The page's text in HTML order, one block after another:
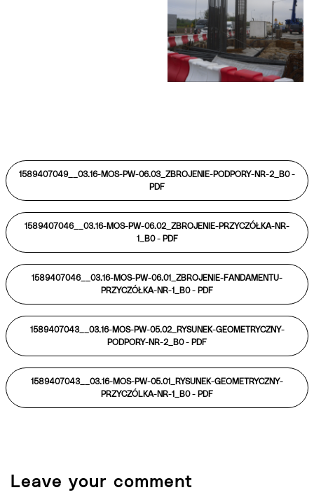
1589407049__03.16-MOS-PW-06.03_ZBROJENIE-PODPORY-NR-2_B0 -
PDF
1589407046__03.16-MOS-PW-06.02_ZBROJENIE-PRZYCZÓŁKA-NR-
1_B0 - PDF
1589407046__03.16-MOS-PW-06.01_ZBROJENIE-FANDAMENTU-
PRZYCZÓŁKA-NR-1_B0 - PDF
1589407043__03.16-MOS-PW-05.02_RYSUNEK-GEOMETRYCZNY-
PODPORY-NR-2_B0 - PDF
1589407043__03.16-MOS-PW-05.01_RYSUNEK-GEOMETRYCZNY-
PRZYCZÓLKA-NR-1_B0 - PDF
Leave your comment